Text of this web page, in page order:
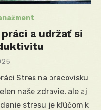
a udržať si
Stres na pracovisku
naše zdravie, ale aj
stresu je kľúčom k